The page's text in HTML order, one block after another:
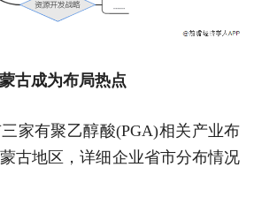
古成为布局热点
家有聚乙醇酸(PGA)相关产业布
古地区，详细企业省市分布情况